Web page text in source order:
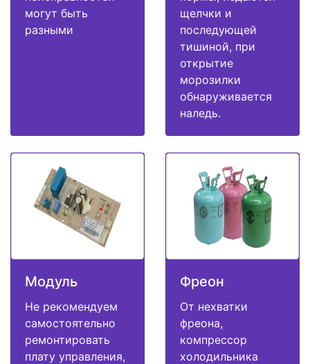
могут быть
разными
щелчки и
последующей
тишиной, при
открытие
морозилки
обнаруживается
наледь.
Модуль
Не рекомендуем
самостоятельно
ремонтировать
плату управления,
Фреон
От нехватки
фреона,
компрессор
холодильника